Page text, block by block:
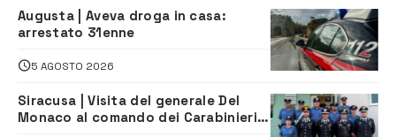
Augusta | Aveva droga in casa:
arrestato 31enne
5 AGOSTO 2026
Siracusa | Visita del generale Del
Monaco al comando dei Carabinieri e